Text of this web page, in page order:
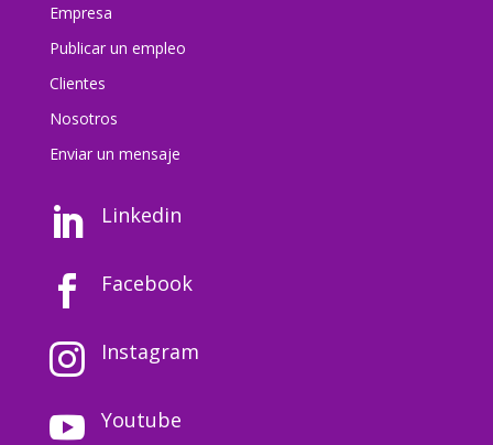
Empresa
Publicar un empleo
Clientes
Nosotros
Enviar un mensaje
 Linkedin
 Facebook
 Instagram
 Youtube